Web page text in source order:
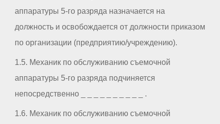
аппаратуры 5-го разряда назначается на
должность и освобождается от должности приказом
по организации (предприятию/учреждению).
1.5. Механик по обслуживанию съемочной
аппаратуры 5-го разряда подчиняется
непосредственно _ _ _ _ _ _ _ _ _ _ .
1.6. Механик по обслуживанию съемочной